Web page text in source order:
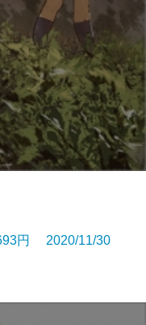
円 2020/11/30